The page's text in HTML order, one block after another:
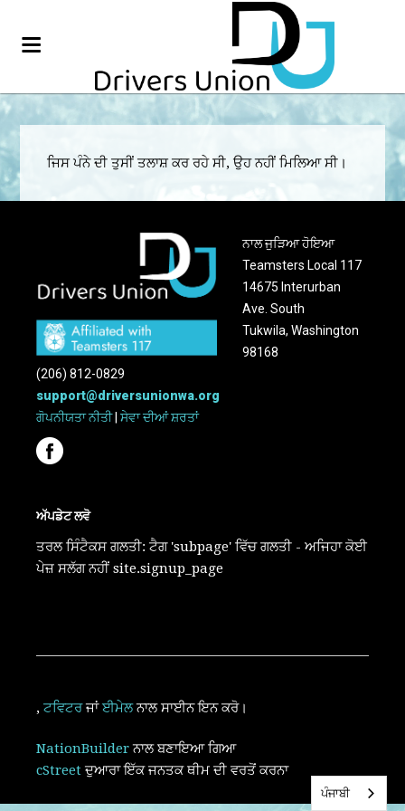
ਜਿਸ ਪੰਨੇ ਦੀ ਤੁਸੀਂ ਤਲਾਸ਼ ਕਰ ਰਹੇ ਸੀ, ਉਹ ਨਹੀਂ ਮਿਲਿਆ ਸੀ।
ਨਾਲ ਜੁੜਿਆ ਹੋਇਆ
Teamsters Local 117
14675 Interurban
Ave. South
Tukwila, Washington
98168
(206) 812-0829
support@driversunionwa.org
ਗੋਪਨੀਯਤਾ ਨੀਤੀ|ਸੇਵਾ ਦੀਆਂ ਸ਼ਰਤਾਂ
ਅੱਪਡੇਟ ਲਵੋ
ਤਰਲ ਸਿੰਟੈਕਸ ਗਲਤੀ: ਟੈਗ 'subpage' ਵਿੱਚ ਗਲਤੀ - ਅਜਿਹਾ ਕੋਈ
ਪੇਜ਼ ਸਲੱਗ ਨਹੀਂ site.signup_page
,ਟਵਿਟਰਜਾਂਈਮੇਲਨਾਲ ਸਾਈਨ ਇਨ ਕਰੋ।
NationBuilderਨਾਲ ਬਣਾਇਆ ਗਿਆ
cStreet ਦੁਆਰਾ ਇੱਕ ਜਨਤਕ ਥੀਮ ਦੀ ਵਰਤੋਂ ਕਰਨਾ
ਪੰਜਾਬੀ